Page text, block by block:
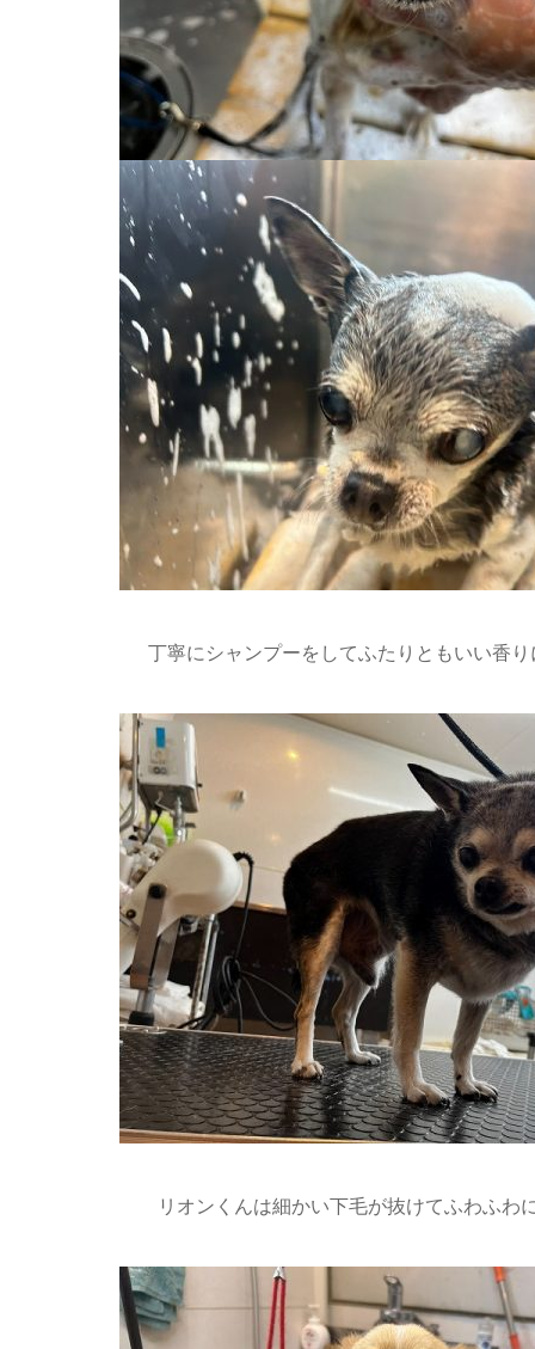
丁寧にシャンプーをしてふたりともいい香
リオンくんは細かい下毛が抜けてふわふわ